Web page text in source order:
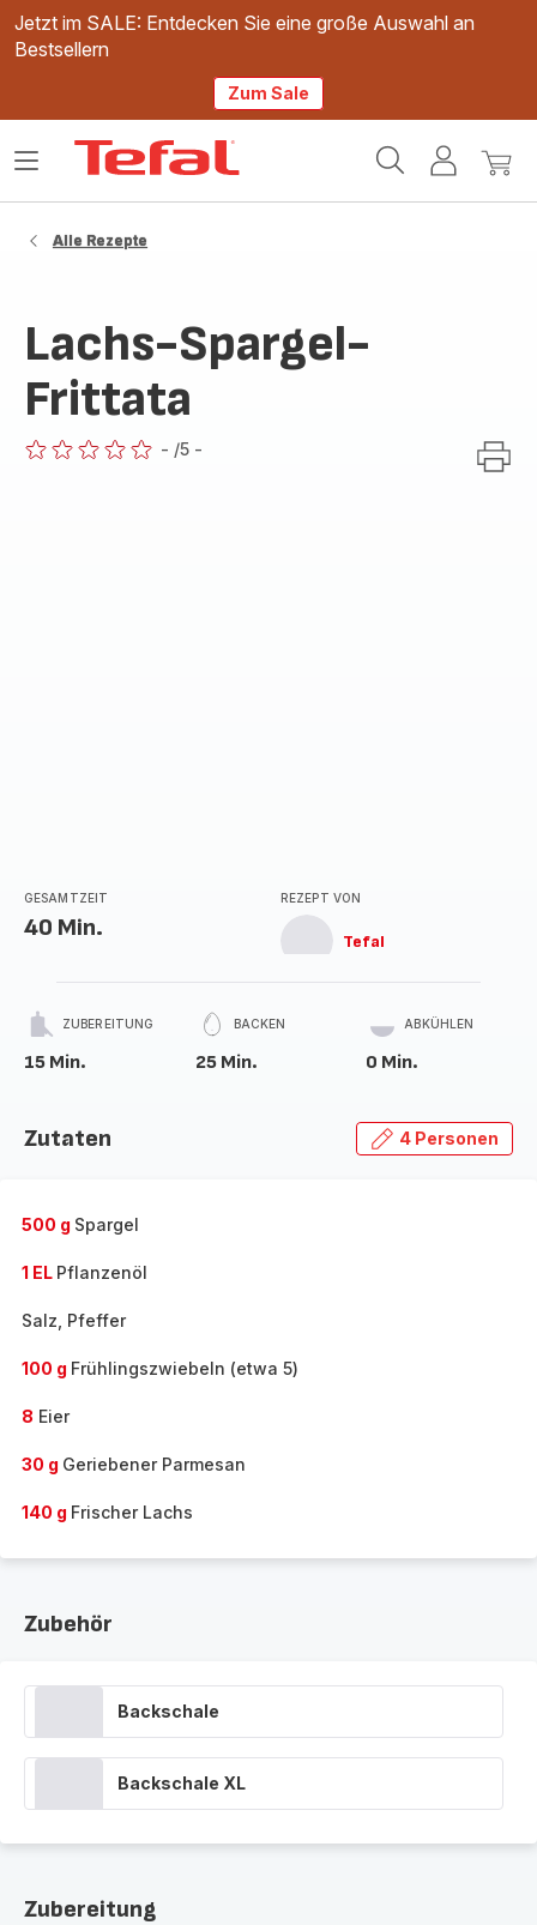
Jetzt im SALE: Entdecken Sie eine große Auswahl an
Bestsellern
Zum Sale
Mein
Mein
Das
Alle Rezepte
Lachs-Spargel-
Frittata
- /5 -
GESAMTZEIT
40 Min.
REZEPT VON
Tefal
ZUBEREITUNG
15 Min.
BACKEN
25 Min.
ABKÜHLEN
0 Min.
Zutaten 4 Personen
500 g Spargel
1 EL Pflanzenöl
Salz, Pfeffer
100 g Frühlingszwiebeln (etwa 5)
8 Eier
30 g Geriebener Parmesan
140 g Frischer Lachs
Zubehör
Backschale
Backschale XL
Zubereitung